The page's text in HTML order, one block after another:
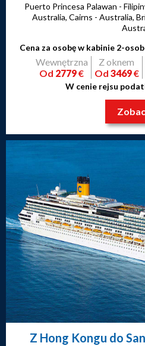
Puerto Princesa Palawan -
Australia, Cairns - Australia,
Cena za osobę w kabinie 2-
Wewnętrzna
Od 2779€
Z oknem
Od 3469€
W cenie rejsu
Z Hong Kongu do